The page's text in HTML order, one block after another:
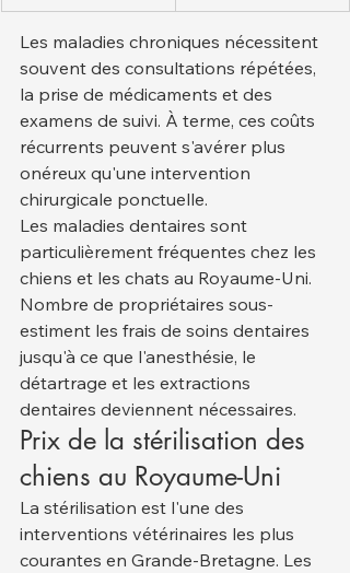
Les maladies chroniques nécessitent
souvent des consultations répétées,
la prise de médicaments et des
examens de suivi. À terme, ces coûts
récurrents peuvent s'avérer plus
onéreux qu'une intervention
chirurgicale ponctuelle.
Les maladies dentaires sont
particulièrement fréquentes chez les
chiens et les chats au Royaume-Uni.
Nombre de propriétaires sous-
estiment les frais de soins dentaires
jusqu'à ce que l'anesthésie, le
détartrage et les extractions
dentaires deviennent nécessaires.
Prix de la stérilisation des
chiens au Royaume-Uni
La stérilisation est l'une des
interventions vétérinaires les plus
courantes en Grande-Bretagne. Les